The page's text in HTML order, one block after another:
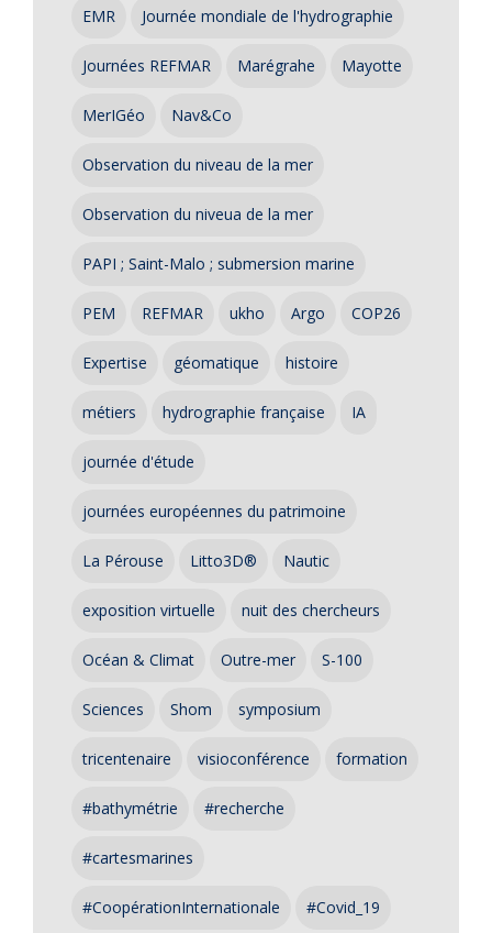
EMR Journée mondiale de l'hydrographie
Journées REFMAR Marégrahe Mayotte
MerIGéo Nav&Co
Observation du niveau de la mer
Observation du niveua de la mer
PAPI ; Saint-Malo ; submersion marine
PEM REFMAR ukho Argo COP26
Expertise géomatique histoire
métiers hydrographie française IA
journée d'étude
journées européennes du patrimoine
La Pérouse Litto3D® Nautic
exposition virtuelle nuit des chercheurs
Océan & Climat Outre-mer S-100
Sciences Shom symposium
tricentenaire visioconférence formation
#bathymétrie #recherche
#cartesmarines
#CoopérationInternationale #Covid_19